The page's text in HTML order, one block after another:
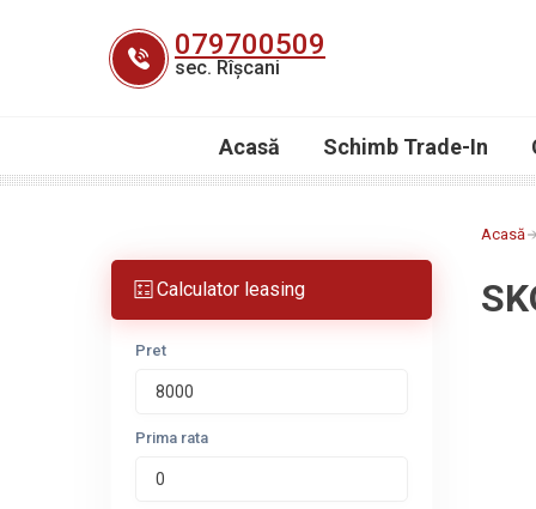
079700509
sec. Rîșcani
Acasă Schimb Trade-In
Calculator leasing
Pret
Prima rata
Acasă